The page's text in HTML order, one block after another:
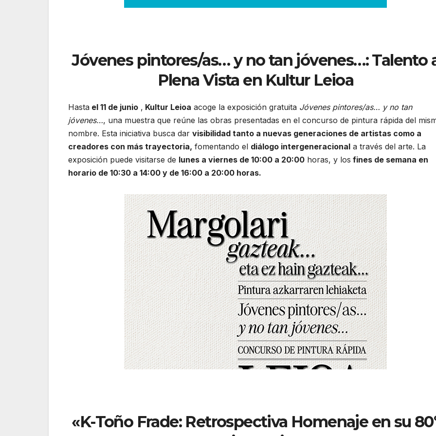
Jóvenes pintores/as… y no tan jóvenes…: Talento
Plena Vista en Kultur Leioa
Hasta el 11 de junio , Kultur Leioa acoge la exposición gratuita Jóvenes pintores/as… y no tan
jóvenes…, una muestra que reúne las obras presentadas en el concurso de pintura rápida del
nombre. Esta iniciativa busca dar visibilidad tanto a nuevas generaciones de artistas como a
creadores con más trayectoria, fomentando el diálogo intergeneracional a través del arte. La
exposición puede visitarse de lunes a viernes de 10:00 a 20:00 horas, y los fines de semana en
horario de 10:30 a 14:00 y de 16:00 a 20:00 horas.
«K-Toño Frade: Retrospectiva Homenaje en su